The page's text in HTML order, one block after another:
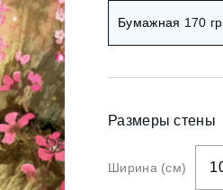
фотообои
фотообои
фотообои
фотообои
Бумажная 170
Размеры стены
Ширина (см)